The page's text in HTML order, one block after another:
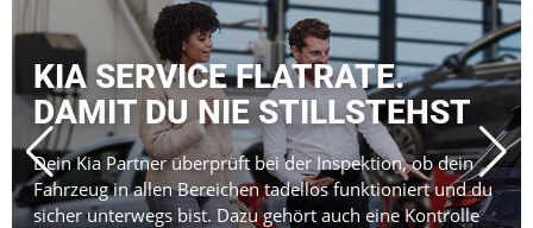
KIA SERVICE FLATRATE.
DAMIT DU NIE STILLSTEHST
Dein Kia Partner überprüft bei der Inspektion, ob dein
Fahrzeug in allen Bereichen tadellos funktioniert und du
sicher unterwegs bist. Dazu gehört auch eine Kontrolle